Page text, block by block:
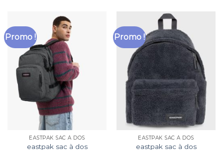
Promo !
EASTPAK SAC À DOS
eastpak sac à dos
Promo !
EASTPAK SAC À DOS
eastpak sac à dos